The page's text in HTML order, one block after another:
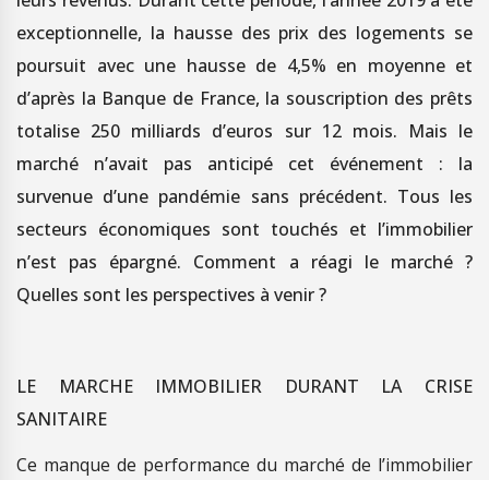
exceptionnelle, la hausse des prix des logements se
poursuit avec une hausse de 4,5% en moyenne et
d’après la Banque de France, la souscription des prêts
totalise 250 milliards d’euros sur 12 mois. Mais le
marché n’avait pas anticipé cet événement : la
survenue d’une pandémie sans précédent. Tous les
secteurs économiques sont touchés et l’immobilier
n’est pas épargné. Comment a réagi le marché ?
Quelles sont les perspectives à venir ?
LE MARCHE IMMOBILIER DURANT LA CRISE
SANITAIRE
Ce manque de performance du marché de l’immobilier